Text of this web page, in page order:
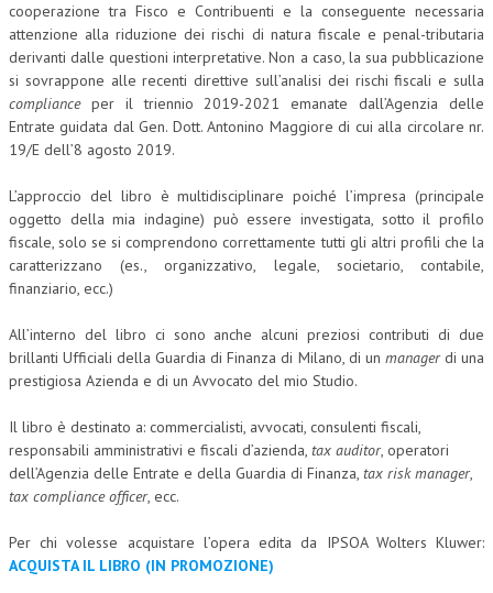
MARKETING
TREASURY IN FINANCIAL SERVICES
RISK MANAGEMENT
SVILUPPO SOSTENIBILE
L’UMANISTA
DIRITTO
DIRITTO DEL WEB
DIRITTO DELLE IMPRESE IN CRISI
CRIMINOLOGIA E CRIMINALISTICA
SICUREZZA SUL LAVORO
FISCO
cooperazione tra Fisco e Contribuenti e la conseguente necessaria
attenzione alla riduzione dei rischi di natura fiscale e penal-tributaria
derivanti dalle questioni interpretative. Non a caso, la sua pubblicazione
si sovrappone alle recenti direttive sull’analisi dei rischi fiscali e sulla
complianceper il triennio 2019-2021 emanate dall’Agenzia delle
Entrate guidata dal Gen. Dott. Antonino Maggiore di cui alla circolare nr.
19/E dell’8 agosto 2019.
L’approccio del libro è multidisciplinare poiché l’impresa (principale
oggetto della mia indagine) può essere investigata, sotto il profilo
fiscale, solo se si comprendono correttamente tutti gli altri profili che la
caratterizzano (es., organizzativo, legale, societario, contabile,
finanziario, ecc.)
All’interno del libro ci sono anche alcuni preziosi contributi di due
brillanti Ufficiali della Guardia di Finanza di Milano, di un managerdi una
prestigiosa Azienda e di un Avvocato del mio Studio.
Il libro è destinato a: commercialisti, avvocati, consulenti fiscali,
responsabili amministrativi e fiscali d’azienda, tax auditor, operatori
dell’Agenzia delle Entrate e della Guardia di Finanza, tax risk manager,
tax compliance officer, ecc.
Per chi volesse acquistare l’opera edita da IPSOA Wolters Kluwer:
ACQUISTA IL LIBRO (IN PROMOZIONE)